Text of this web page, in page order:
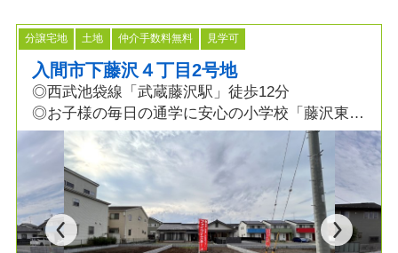
分譲宅地 土地 仲介手数料無料 見学可
入間市下藤沢４丁目2号地
◎西武池袋線「武蔵藤沢駅」徒歩12分
◎お子様の毎日の通学に安心の小学校「藤沢東小
学校」5分！
◎徒歩圏内にスーパー、コンビニ、病院まで揃う
便利な立地！
■全6区画の分譲地！
■自由設計可能
■お好きな間取りでマイホームを建てられます